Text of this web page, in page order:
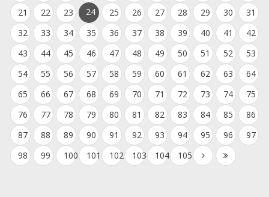
21
22 23 24 25 26 27 28 29 30
31
32
33 34 35 36 37 38 39 40 41
42
43
44 45 46 47 48 49 50 51 52
53
54
55 56 57 58 59 60 61 62 63
64
65
66 67 68 69 70 71 72 73 74
75
76
77 78 79 80 81 82 83 84 85
86
87
88 89 90 91 92 93 94 95 96
97
98
99 100 101 102 103 104 105